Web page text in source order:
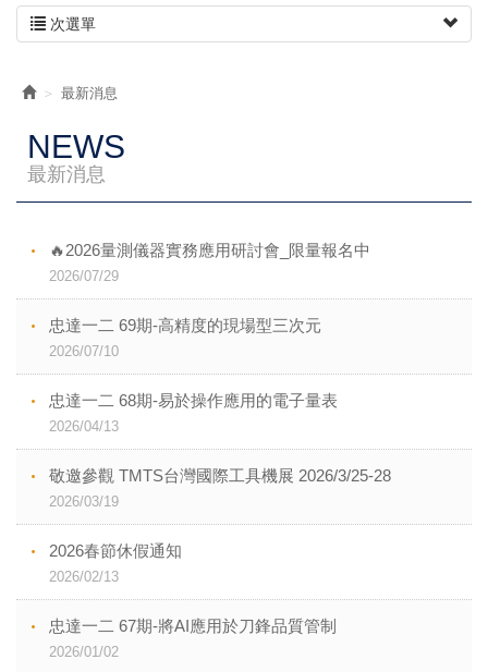
次選單
最新消息
NEWS
最新消息
🔥2026量測儀器實務應用研討會_限量報名中
2026/07/29
忠達一二 69期-高精度的現場型三次元
2026/07/10
忠達一二 68期-易於操作應用的電子量表
2026/04/13
敬邀參觀 TMTS台灣國際工具機展 2026/3/25-28
2026/03/19
2026春節休假通知
2026/02/13
忠達一二 67期-將AI應用於刀鋒品質管制
2026/01/02